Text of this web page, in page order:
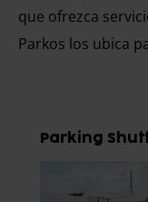
que ofrezca
Parkos los ubica
Parking